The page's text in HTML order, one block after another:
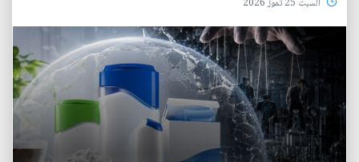
السبت 25 تموز 2026